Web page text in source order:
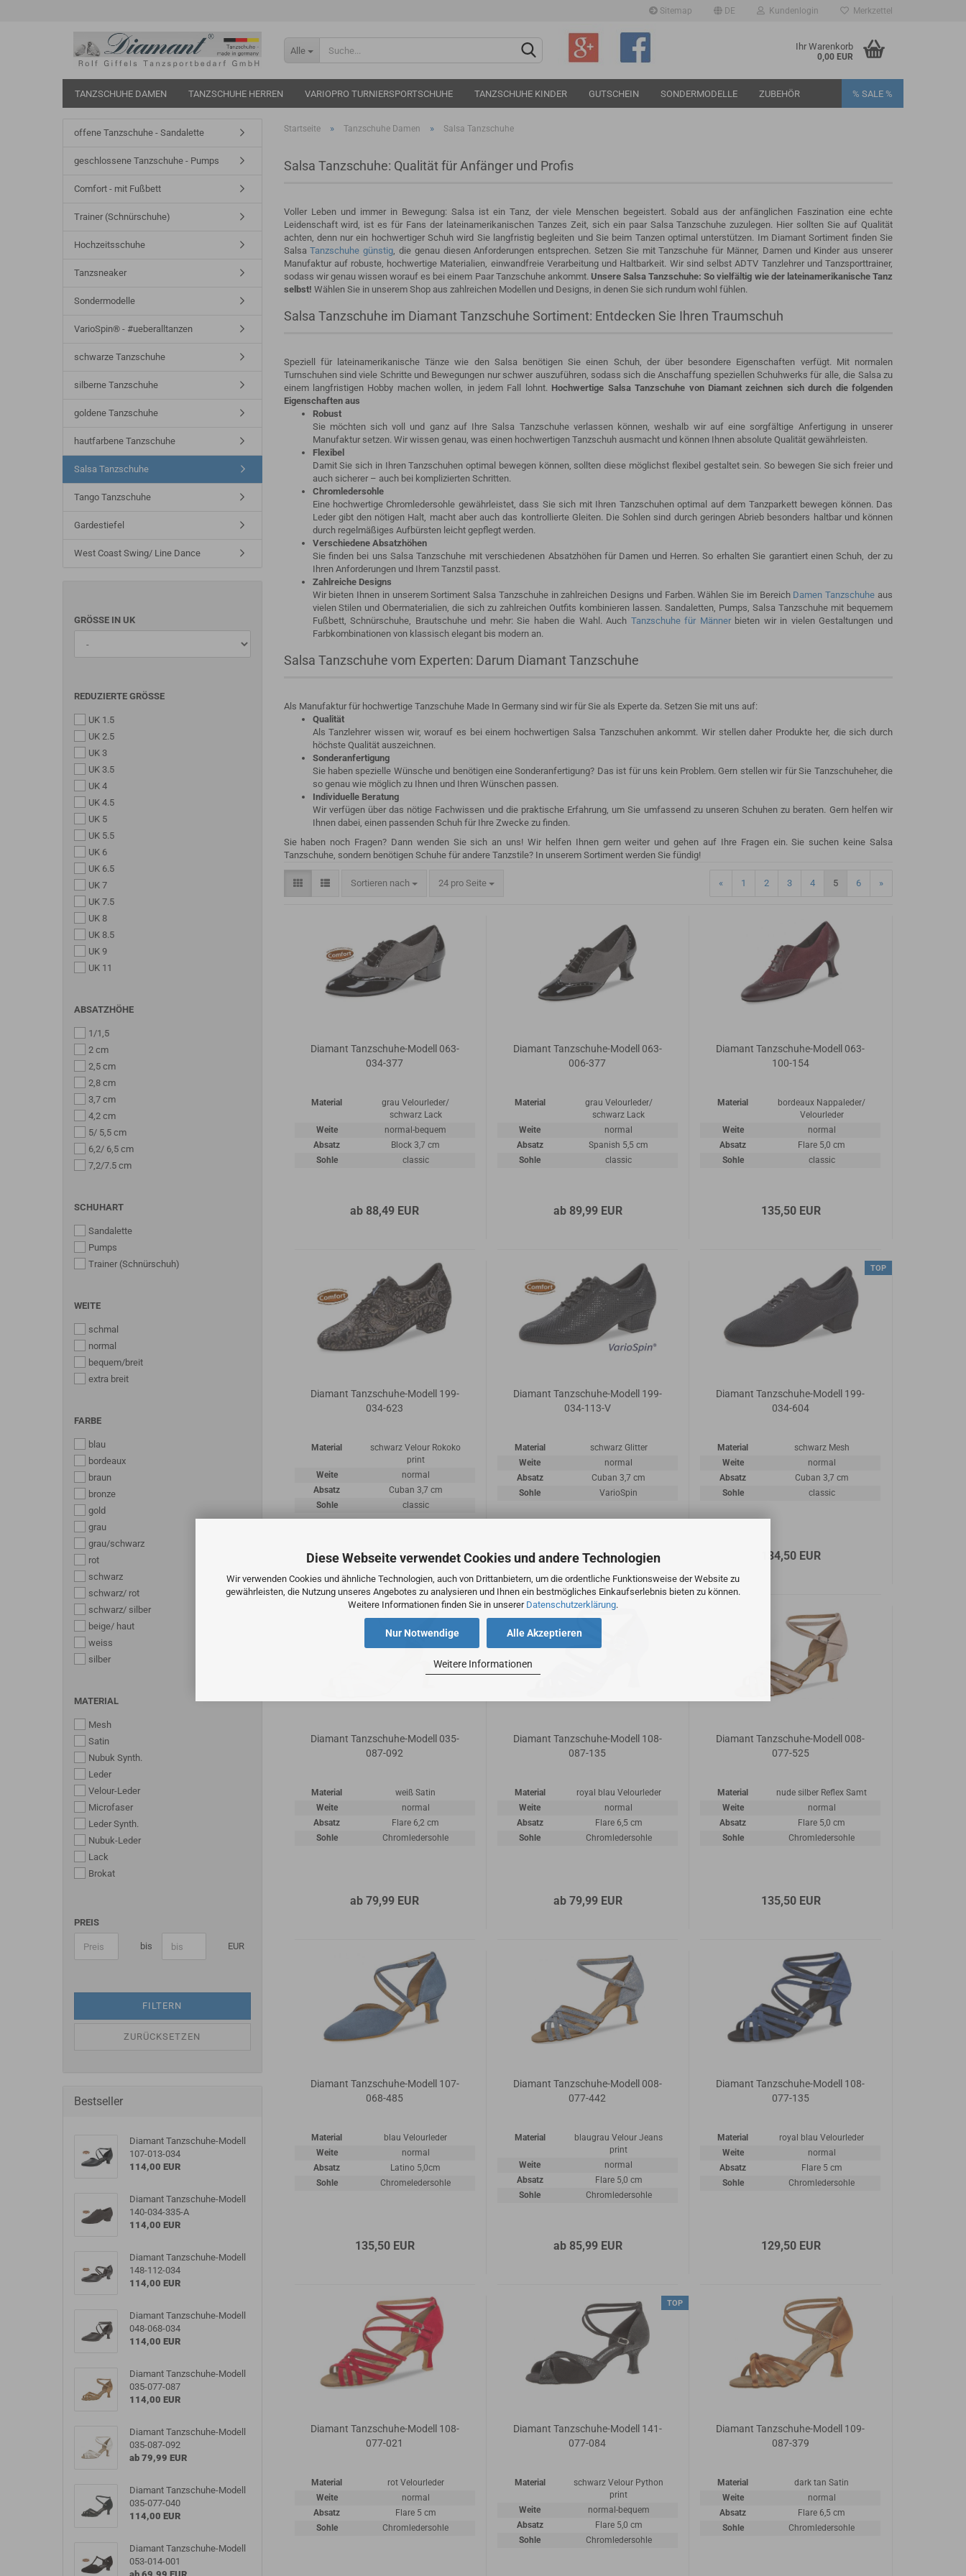
Diese Webseite verwendet Cookies und andere Technologien
Wir verwenden Cookies und ähnliche Technologien, auch von Drittanbietern, um die ordentliche Funktionsweise der Website zu
gewährleisten, die Nutzung unseres Angebotes zu analysieren und Ihnen ein bestmögliches Einkaufserlebnis bieten zu können.
Weitere Informationen finden Sie in unserer Datenschutzerklärung.
Alle Akzeptieren
Nur Notwendige
Weitere Informationen
Sitemap DE
Sprache auswählen
Kundenlogin
Konto erstellen
Passwort vergessen?
Merkzettel
Alle Ihr Warenkorb
0,00 EUR
TANZSCHUHE DAMEN TANZSCHUHE HERREN VARIOPRO TURNIERSPORTSCHUHE TANZSCHUHE KINDER GUTSCHEIN SONDERMODELLE ZUBEHÖR % SALE %
Startseite » Tanzschuhe Damen » Salsa Tanzschuhe
Salsa Tanzschuhe: Qualität für Anfänger und Profis
Voller Leben und immer in Bewegung: Salsa ist ein Tanz, der viele Menschen begeistert. Sobald aus der anfänglichen Faszination eine echte
Leidenschaft wird, ist es für Fans der lateinamerikanischen Tanzes Zeit, sich ein paar Salsa Tanzschuhe zuzulegen. Hier sollten Sie auf Qualität
achten, denn nur ein hochwertiger Schuh wird Sie langfristig begleiten und Sie beim Tanzen optimal unterstützen. Im Diamant Sortiment finden Sie
SalsaTanzschuhe günstig, die genau diesen Anforderungen entsprechen. Setzen Sie mit Tanzschuhe für Männer, Damen und Kinder aus unserer
Manufaktur auf robuste, hochwertige Materialien, einwandfreie Verarbeitung und Haltbarkeit. Wir sind selbst ADTV Tanzlehrer und Tanzsporttrainer,
sodass wir genau wissen worauf es bei einem Paar Tanzschuhe ankommt. Unsere Salsa Tanzschuhe: So vielfältig wie der lateinamerikanische Tanz
selbst! Wählen Sie in unserem Shop aus zahlreichen Modellen und Designs, in denen Sie sich rundum wohl fühlen.
Salsa Tanzschuhe im Diamant Tanzschuhe Sortiment: Entdecken Sie Ihren Traumschuh
Speziell für lateinamerikanische Tänze wie den Salsa benötigen Sie einen Schuh, der über besondere Eigenschaften verfügt. Mit normalen
Turnschuhen sind viele Schritte und Bewegungen nur schwer auszuführen, sodass sich die Anschaffung speziellen Schuhwerks für alle, die Salsa zu
einem langfristigen Hobby machen wollen, in jedem Fall lohnt. Hochwertige Salsa Tanzschuhe von Diamant zeichnen sich durch die folgenden
Eigenschaften aus
Robust
Sie möchten sich voll und ganz auf Ihre Salsa Tanzschuhe verlassen können, weshalb wir auf eine sorgfältige Anfertigung in unserer
Manufaktur setzen. Wir wissen genau, was einen hochwertigen Tanzschuh ausmacht und können Ihnen absolute Qualität gewährleisten.
Flexibel
Damit Sie sich in Ihren Tanzschuhen optimal bewegen können, sollten diese möglichst flexibel gestaltet sein. So bewegen Sie sich freier und
auch sicherer – auch bei komplizierten Schritten.
Chromledersohle
Eine hochwertige Chromledersohle gewährleistet, dass Sie sich mit Ihren Tanzschuhen optimal auf dem Tanzparkett bewegen können. Das
Leder gibt den nötigen Halt, macht aber auch das kontrollierte Gleiten. Die Sohlen sind durch geringen Abrieb besonders haltbar und können
durch regelmäßiges Aufbürsten leicht gepflegt werden.
Verschiedene Absatzhöhen
Sie finden bei uns Salsa Tanzschuhe mit verschiedenen Absatzhöhen für Damen und Herren. So erhalten Sie garantiert einen Schuh, der zu
Ihren Anforderungen und Ihrem Tanzstil passt.
Zahlreiche Designs
Wir bieten Ihnen in unserem Sortiment Salsa Tanzschuhe in zahlreichen Designs und Farben. Wählen Sie im Bereich Damen Tanzschuhe aus
vielen Stilen und Obermaterialien, die sich zu zahlreichen Outfits kombinieren lassen. Sandaletten, Pumps, Salsa Tanzschuhe mit bequemem
Fußbett, Schnürschuhe, Brautschuhe und mehr: Sie haben die Wahl. Auch Tanzschuhe für Männerbieten wir in vielen Gestaltungen und
Farbkombinationen von klassisch elegant bis modern an.
Salsa Tanzschuhe vom Experten: Darum Diamant Tanzschuhe
Als Manufaktur für hochwertige Tanzschuhe Made In Germany sind wir für Sie als Experte da. Setzen Sie mit uns auf:
Qualität
Als Tanzlehrer wissen wir, worauf es bei einem hochwertigen Salsa Tanzschuhen ankommt. Wir stellen daher Produkte her, die sich durch
höchste Qualität auszeichnen.
Sonderanfertigung
Sie haben spezielle Wünsche und benötigen eine Sonderanfertigung? Das ist für uns kein Problem. Gern stellen wir für Sie Tanzschuheher, die
so genau wie möglich zu Ihnen und Ihren Wünschen passen.
Individuelle Beratung
Wir verfügen über das nötige Fachwissen und die praktische Erfahrung, um Sie umfassend zu unseren Schuhen zu beraten. Gern helfen wir
Ihnen dabei, einen passenden Schuh für Ihre Zwecke zu finden.
Sie haben noch Fragen? Dann wenden Sie sich an uns! Wir helfen Ihnen gern weiter und gehen auf Ihre Fragen ein. Sie suchen keine Salsa
Tanzschuhe, sondern benötigen Schuhe für andere Tanzstile? In unserem Sortiment werden Sie fündig!
Sortieren nach 24 pro Seite « 1 2 3 4 5 6 »
Diamant Tanzschuhe-Modell 063-
034-377
Material
grau Velourleder/
schwarz Lack
Weite
normal-bequem
Absatz
Block 3,7 cm
Sohle
classic
ab 88,49 EUR
Diamant Tanzschuhe-Modell 063-
006-377
Material
grau Velourleder/
schwarz Lack
Weite
normal
Absatz
Spanish 5,5 cm
Sohle
classic
ab 89,99 EUR
Diamant Tanzschuhe-Modell 063-
100-154
Material
bordeaux Nappaleder/
Velourleder
Weite
normal
Absatz
Flare 5,0 cm
Sohle
classic
135,50 EUR
Diamant Tanzschuhe-Modell 199-
034-623
Material
schwarz Velour Rokoko
print
Weite
normal
Absatz
Cuban 3,7 cm
Sohle
classic
114,00 EUR
Diamant Tanzschuhe-Modell 199-
034-113-V
Material
schwarz Glitter
Weite
normal
Absatz
Cuban 3,7 cm
Sohle
VarioSpin
114,00 EUR
TOP
Diamant Tanzschuhe-Modell 199-
034-604
Material
schwarz Mesh
Weite
normal
Absatz
Cuban 3,7 cm
Sohle
classic
134,50 EUR
Diamant Tanzschuhe-Modell 035-
087-092
Material
weiß Satin
Weite
normal
Absatz
Flare 6,2 cm
Sohle
Chromledersohle
ab 79,99 EUR
Diamant Tanzschuhe-Modell 108-
087-135
Material
royal blau Velourleder
Weite
normal
Absatz
Flare 6,5 cm
Sohle
Chromledersohle
ab 79,99 EUR
Diamant Tanzschuhe-Modell 008-
077-525
Material
nude silber Reflex Samt
Weite
normal
Absatz
Flare 5,0 cm
Sohle
Chromledersohle
135,50 EUR
Diamant Tanzschuhe-Modell 107-
068-485
Material
blau Velourleder
Weite
normal
Absatz
Latino 5,0cm
Sohle
Chromeledersohle
135,50 EUR
Diamant Tanzschuhe-Modell 008-
077-442
Material
blaugrau Velour Jeans
print
Weite
normal
Absatz
Flare 5,0 cm
Sohle
Chromledersohle
ab 85,99 EUR
Diamant Tanzschuhe-Modell 108-
077-135
Material
royal blau Velourleder
Weite
normal
Absatz
Flare 5 cm
Sohle
Chromledersohle
129,50 EUR
Diamant Tanzschuhe-Modell 108-
077-021
Material
rot Velourleder
Weite
normal
Absatz
Flare 5 cm
Sohle
Chromledersohle
TOP
Diamant Tanzschuhe-Modell 141-
077-084
Material
schwarz Velour Python
print
Weite
normal-bequem
Absatz
Flare 5,0 cm
Sohle
Chromledersohle
Diamant Tanzschuhe-Modell 109-
087-379
Material
dark tan Satin
Weite
normal
Absatz
Flare 6,5 cm
Sohle
Chromledersohle
offene Tanzschuhe - Sandalette
geschlossene Tanzschuhe - Pumps
Comfort - mit Fußbett
Trainer (Schnürschuhe)
Hochzeitsschuhe
Tanzsneaker
Sondermodelle
VarioSpin® - #ueberalltanzen
schwarze Tanzschuhe
silberne Tanzschuhe
goldene Tanzschuhe
hautfarbene Tanzschuhe
Salsa Tanzschuhe
Tango Tanzschuhe
Gardestiefel
West Coast Swing/ Line Dance
GRÖSSE IN UK
REDUZIERTE GRÖSSE
UK 1.5
UK 2.5
UK 3
UK 3.5
UK 4
UK 4.5
UK 5
UK 5.5
UK 6
UK 6.5
UK 7
UK 7.5
UK 8
UK 8.5
UK 9
UK 11
ABSATZHÖHE
1/1,5
2 cm
2,5 cm
2,8 cm
3,7 cm
4,2 cm
5/ 5,5 cm
6,2/ 6,5 cm
7,2/7.5 cm
SCHUHART
Sandalette
Pumps
Trainer (Schnürschuh)
WEITE
schmal
normal
bequem/breit
extra breit
FARBE
blau
bordeaux
braun
bronze
gold
grau
grau/schwarz
rot
schwarz
schwarz/ rot
schwarz/ silber
beige/ haut
weiss
silber
MATERIAL
Mesh
Satin
Nubuk Synth.
Leder
Velour-Leder
Microfaser
Leder Synth.
Nubuk-Leder
Lack
Brokat
PREIS
bis EUR
FILTERN
ZURÜCKSETZEN
Bestseller
Diamant Tanzschuhe-Modell
107-013-034
114,00 EUR
Diamant Tanzschuhe-Modell
140-034-335-A
114,00 EUR
Diamant Tanzschuhe-Modell
148-112-034
114,00 EUR
Diamant Tanzschuhe-Modell
048-068-034
114,00 EUR
Diamant Tanzschuhe-Modell
035-077-087
114,00 EUR
Diamant Tanzschuhe-Modell
035-087-092
ab 79,99 EUR
Diamant Tanzschuhe-Modell
035-077-040
114,00 EUR
Diamant Tanzschuhe-Modell
053-014-001